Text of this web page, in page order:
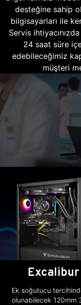
desteğine sahip
bilgisayarları ile
Servis
24 saat süre
edebileceğimiz
müşteri
Ek soğutucu
olunabilecek 120mm